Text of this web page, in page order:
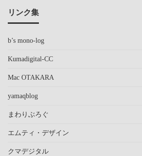
リンク集
b’s mono-log
Kumadigital-CC
Mac OTAKARA
yamaqblog
まわりぶろぐ
エムティ・デザイン
クマデジタル